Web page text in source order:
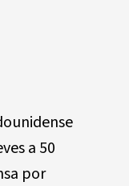
a 50
por